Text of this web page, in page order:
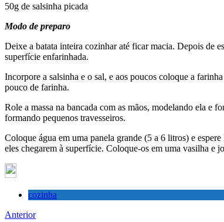
50g de salsinha picada
Modo de preparo
Deixe a batata inteira cozinhar até ficar macia. Depois de
superfície enfarinhada.
Incorpore a salsinha e o sal, e aos poucos coloque a
pouco de farinha.
Role a massa na bancada com as mãos, modelando ela e
formando pequenos travesseiros.
Coloque água em uma panela grande (5 a 6 litros) e
eles chegarem à superfície. Coloque-os em uma vasilha e
cozinha
Anterior